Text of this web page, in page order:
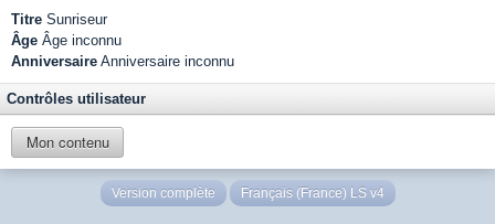
Titre Sunriseur
Âge Âge inconnu
Anniversaire Anniversaire inconnu
Contrôles utilisateur
Mon contenu
Version complète Français (France) LS v4